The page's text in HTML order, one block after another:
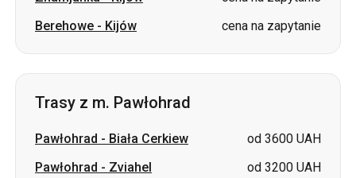
Trasy z m. Pawłohrad
Pawłohrad-Biała Cerkiew
od 3600 UAH
Pawłohrad- Łuck
Pawłohrad-Kowel
od 3500 UAH
Pawłohrad-Użhorod
od 3980 UAH